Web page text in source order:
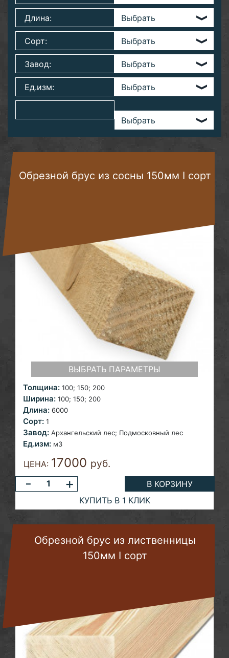
Длина:
Сорт:
Завод:
Ед.изм:
Обрезной брус из сосны 150мм I сорт
ВЫБРАТЬ ПАРАМЕТРЫ
Толщина: 100; 150; 200
Ширина: 100; 150; 200
Длина: 6000
Сорт: 1
Завод: Архангельский лес; Подмосковный лес
Ед.изм: м3
ЦЕНА: 17000 руб.
- +
В КОРЗИНУ
КУПИТЬ В 1 КЛИК
Обрезной брус из лиственницы
150мм I сорт